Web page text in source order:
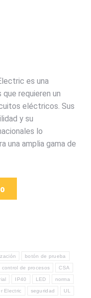
es una
requieren un
eléctricos. Sus
y su
lo
una amplia gama de
botón de prueba
control de procesos CSA
IP40 LED norma
Electric seguridad UL